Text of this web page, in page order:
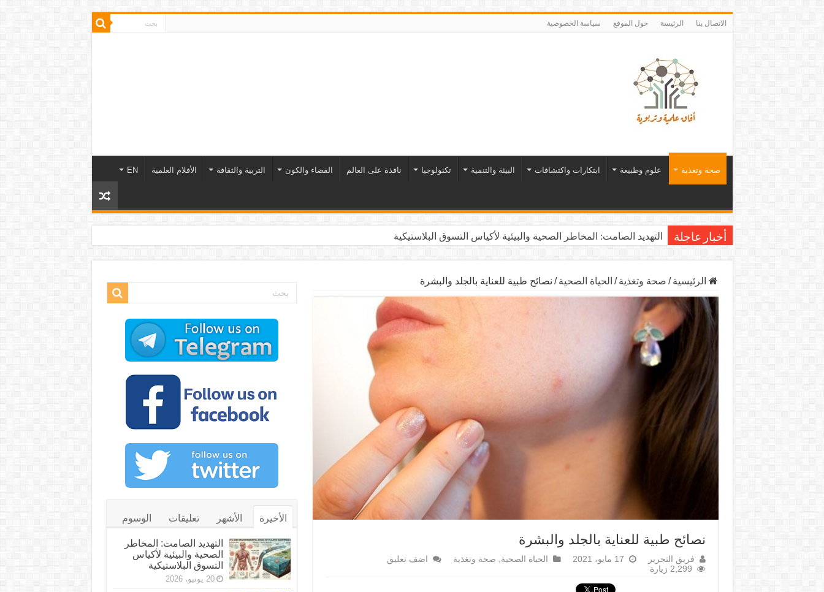
الاتصال بنا الرئيسة حول الموقع سياسة الخصوصية
صحة وتغذية علوم وطبيعة ابتكارات واكتشافات البيئة والتنمية تكنولوجيا نافذة على العالم الفضاء والكون التربية والثقافة الأفلام العلمية EN
أخبار عاجلة التهديد الصامت: المخاطر الصحية والبيئية لأكياس التسوق البلاستيكية
الرئيسية / صحة وتغذية / الحياة الصحية / نصائح طبية للعناية بالجلد والبشرة
نصائح طبية للعناية بالجلد والبشرة
فريق التحرير 17 مايو، 2021 الحياة الصحية, صحة وتغذية
اضف تعليق
2,299 زيارة
الأخيرة الأشهر تعليقات الوسوم
التهديد الصامت: المخاطر
الصحية والبيئية لأكياس
التسوق البلاستيكية
20 يونيو، 2026